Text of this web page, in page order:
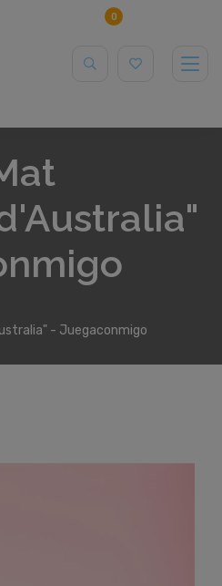
0
- Juegaconmigo